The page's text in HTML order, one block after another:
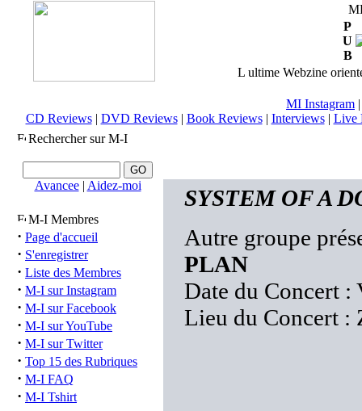
P
U
B
L ultime Webzine
MI Instagram
CD Reviews| DVD Reviews| Book Reviews| Interviews| Live
Rechercher sur M-I
Avancee| Aidez-moi
M-I Membres
· Page d'accueil
· S'enregistrer
· Liste des Membres
· M-I sur Instagram
· M-I sur Facebook
· M-I sur YouTube
· M-I sur Twitter
· Top 15 des Rubriques
· M-I FAQ
· M-I Tshirt
SYSTEM OF A
Autre groupe
PLAN
Date du Concert :
Lieu du Concert :